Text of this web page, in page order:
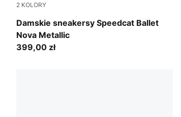
2 KOLORY
Damskie sneakersy Speedcat Ballet
Nova Metallic
PUMA Black-PUMA Silver
399,00 zł